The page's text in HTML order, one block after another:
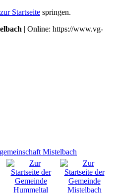
zur Startseite springen.
| Online: https://www.vg-